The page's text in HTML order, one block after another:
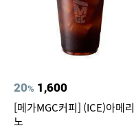
20% 1,600
[메가MGC커피] (ICE)아메
노